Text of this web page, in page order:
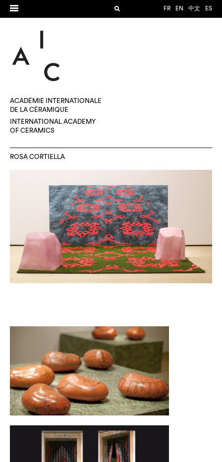
FR EN 中文 ES
ACADÉMIE INTERNATIONALE
DE LA CÉRAMIQUE
INTERNATIONAL ACADEMY
OF CERAMICS
ROSA CORTIELLA